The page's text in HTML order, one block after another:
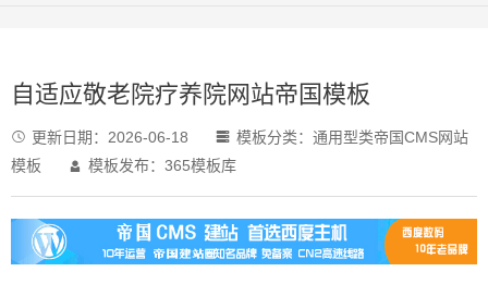
自适应敬老院疗养院网站帝国模板
 更新日期： 2026-06-18  模板分类： 通用型类帝国CMS网站
模板
 模板发布：365模板库